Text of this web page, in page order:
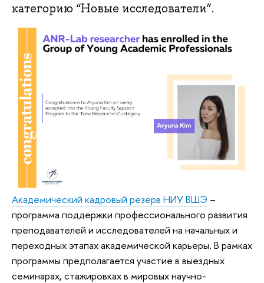
категорию “Новые исследователи”.
Академический кадровый резерв НИУ ВШЭ –
программа поддержки профессионального развития
преподавателей и исследователей на начальных и
переходных этапах академической карьеры. В рамках
программы предполагается участие в выездных
семинарах, стажировках в мировых научно-